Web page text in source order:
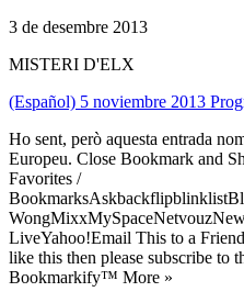
3 de desembre 2013
MISTERI D'ELX
(Español) 5 noviembre 2013
Ho sent, però aquesta entrada
Europeu. Close Bookmark and
Favorites /
LiveYahoo!Email This to a
like this then please subscribe to
Bookmarkify™ More »